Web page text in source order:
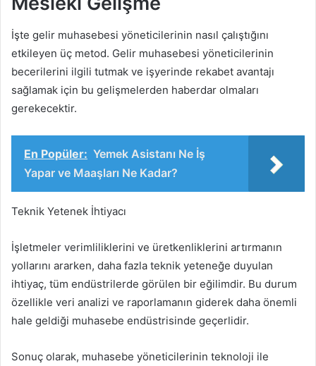
İşte gelir muhasebesi yöneticilerinin nasıl çalıştığını
etkileyen üç metod. Gelir muhasebesi yöneticilerinin
becerilerini ilgili tutmak ve işyerinde rekabet avantajı
sağlamak için bu gelişmelerden haberdar olmaları
gerekecektir.
En Popüler: Yemek Asistanı Ne İş
Yapar ve Maaşları Ne Kadar?
Teknik Yetenek İhtiyacı
İşletmeler verimliliklerini ve üretkenliklerini artırmanın
yollarını ararken, daha fazla teknik yeteneğe duyulan
ihtiyaç, tüm endüstrilerde görülen bir eğilimdir. Bu durum
özellikle veri analizi ve raporlamanın giderek daha önemli
hale geldiği muhasebe endüstrisinde geçerlidir.
Sonuç olarak, muhasebe yöneticilerinin teknoloji ile